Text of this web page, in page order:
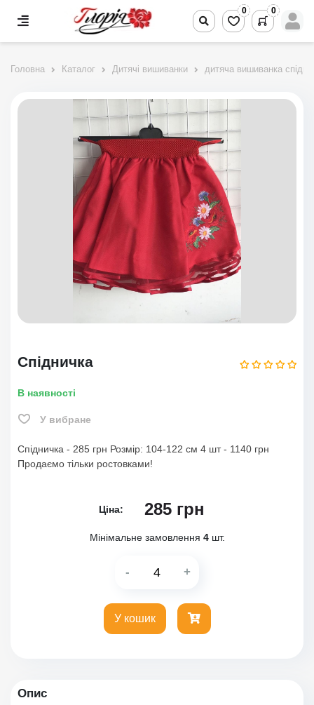
0 0
Головна Каталог Дитячі вишиванки дитяча вишиванка
Спідничка
В наявності
У вибране
Спідничка - 285 грн Розмір: 104-122 см 4 шт - 1140 грн
Продаємо тільки ростовками!
Ціна: 285 грн
Мінімальне замовлення 4шт.
- +
У кошик
Опис